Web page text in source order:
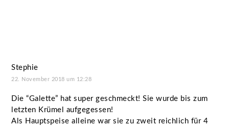
Stephie
22. November 2018 um 12:28
Die “Galette” hat super geschmeckt! Sie wurde bis zum
letzten Krümel aufgegessen!
Als Hauptspeise alleine war sie zu zweit reichlich für 4